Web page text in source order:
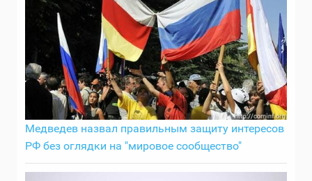
Медведев назвал правильным защиту интересов
РФ без оглядки на "мировое сообщество"